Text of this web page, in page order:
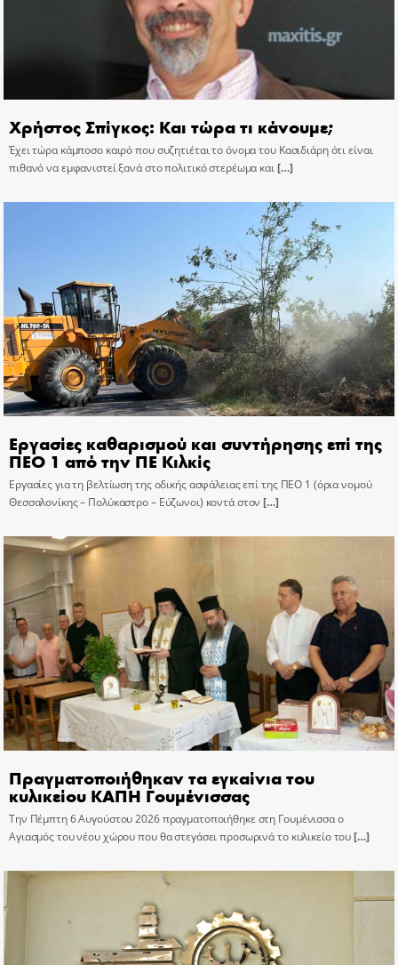
Χρήστος Σπίγκος: Και τώρα τι κάνουμε;
Έχει τώρα κάμποσο καιρό που συζητιέται το όνομα του Κασιδιάρη ότι είναι
πιθανό να εμφανιστεί ξανά στο πολιτικό στερέωμα και[…]
Εργασίες καθαρισμού και συντήρησης επί της
ΠΕΟ 1 από την ΠΕ Κιλκίς
Εργασίες για τη βελτίωση της οδικής ασφάλειας επί της ΠΕΟ 1 (όρια νομού
Θεσσαλονίκης – Πολύκαστρο – Εύζωνοι) κοντά στον […]
Πραγματοποιήθηκαν τα εγκαίνια του
κυλικείου ΚΑΠΗ Γουμένισσας
Την Πέμπτη 6 Αυγούστου 2026 πραγματοποιήθηκε στη Γουμένισσα ο
Αγιασμός του νέου χώρου που θα στεγάσει προσωρινά το κυλικείο του[…]